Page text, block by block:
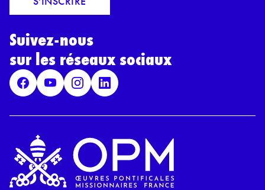
lr
R
P
D
*
Suivez-nous
sur les réseaux sociaux